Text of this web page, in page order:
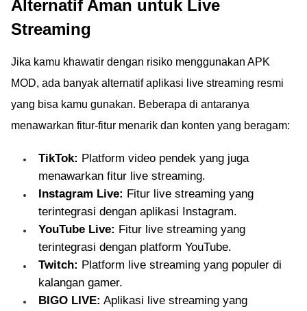
Alternatif Aman untuk Live
Streaming
Jika kamu khawatir dengan risiko menggunakan APK
MOD, ada banyak alternatif aplikasi live streaming resmi
yang bisa kamu gunakan. Beberapa di antaranya
menawarkan fitur-fitur menarik dan konten yang beragam:
TikTok: Platform video pendek yang juga
menawarkan fitur live streaming.
Instagram Live: Fitur live streaming yang
terintegrasi dengan aplikasi Instagram.
YouTube Live: Fitur live streaming yang
terintegrasi dengan platform YouTube.
Twitch: Platform live streaming yang populer di
kalangan gamer.
BIGO LIVE: Aplikasi live streaming yang